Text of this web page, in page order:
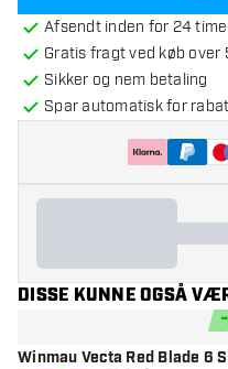
Afsendt inden for 24
Gratis fragt ved køb over
Sikker og nem betaling
Spar automatisk for rabat
DISSE KUNNE OGSÅ
-
Winmau Vecta Red Blade 6